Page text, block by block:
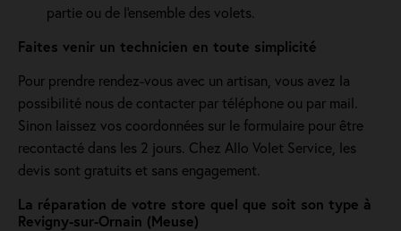
partie ou de l'ensemble des volets.
Faites venir un technicien en toute simplicité
Pour prendre rendez-vous avec un artisan, vous avez la
possibilité nous de contacter par téléphone ou par mail.
Sinon laissez vos coordonnées sur le formulaire pour être
recontacté dans les 2 jours. Chez Allo Volet Service, les
devis sont gratuits et sans engagement.
La réparation de votre store quel que soit son type à
Revigny-sur-Ornain (Meuse)